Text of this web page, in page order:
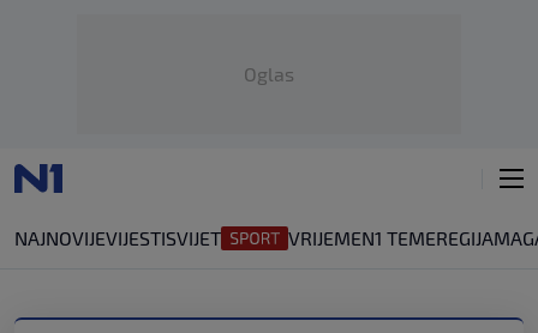
Oglas
NAJNOVIJEVIJESTISVIJET VRIJEMEN1 TEMEREGIJA